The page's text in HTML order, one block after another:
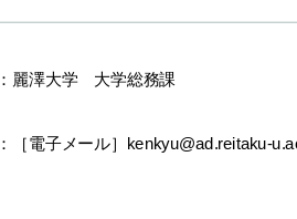
麗澤大学 大学総務課
［電子メール］kenkyu@ad.reitaku-